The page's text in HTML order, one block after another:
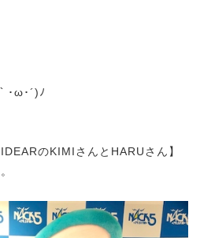
･ω･´)ﾉ
のKIMIさんとHARUさん】